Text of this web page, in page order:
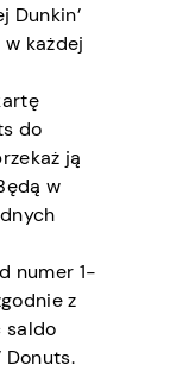
Dunkin’
każdej
do
ją
w
numer 1-
z
saldo
Donuts.